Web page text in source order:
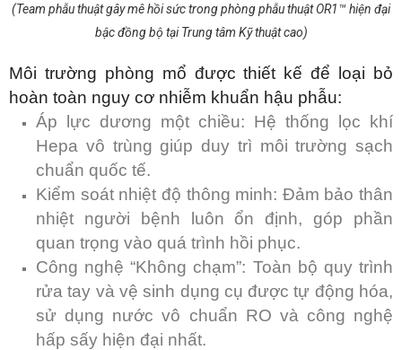
(Team phẫu thuật gây mê hồi sức trong phòng phẫu thuật OR1™ hiện đại
bậc đồng bộ tại Trung tâm Kỹ thuật cao)
Môi trường phòng mổ được thiết kế để loại bỏ
hoàn toàn nguy cơ nhiễm khuẩn hậu phẫu:
Áp lực dương một chiều: Hệ thống lọc khí
Hepa vô trùng giúp duy trì môi trường sạch
chuẩn quốc tế.
Kiểm soát nhiệt độ thông minh: Đảm bảo thân
nhiệt người bệnh luôn ổn định, góp phần
quan trọng vào quá trình hồi phục.
Công nghệ “Không chạm”: Toàn bộ quy trình
rửa tay và vệ sinh dụng cụ được tự động hóa,
sử dụng nước vô chuẩn RO và công nghệ
hấp sấy hiện đại nhất.